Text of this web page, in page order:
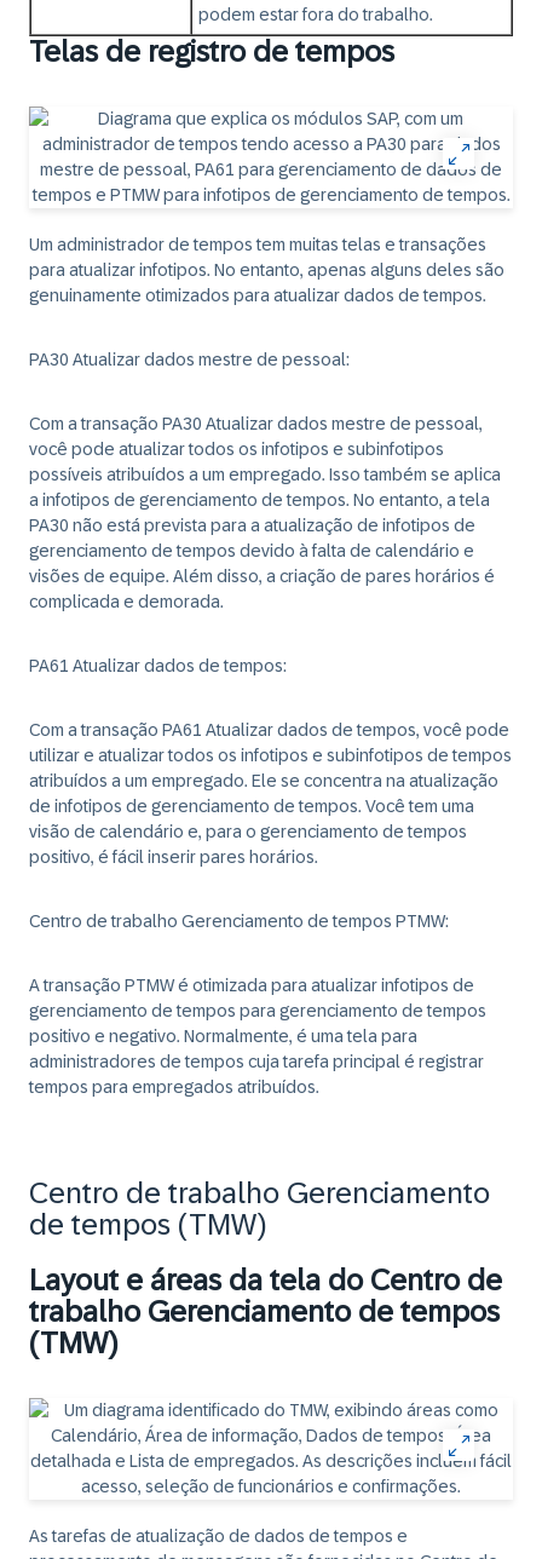
podem estar fora do trabalho.
Telas de registro de tempos
Um administrador de tempos tem muitas telas e transações
para atualizar infotipos. No entanto, apenas alguns deles são
genuinamente otimizados para atualizar dados de tempos.
PA30 Atualizar dados mestre de pessoal:
Com a transação PA30 Atualizar dados mestre de pessoal,
você pode atualizar todos os infotipos e subinfotipos
possíveis atribuídos a um empregado. Isso também se aplica
a infotipos de gerenciamento de tempos. No entanto, a tela
PA30 não está prevista para a atualização de infotipos de
gerenciamento de tempos devido à falta de calendário e
visões de equipe. Além disso, a criação de pares horários é
complicada e demorada.
PA61 Atualizar dados de tempos:
Com a transação PA61 Atualizar dados de tempos, você pode
utilizar e atualizar todos os infotipos e subinfotipos de tempos
atribuídos a um empregado. Ele se concentra na atualização
de infotipos de gerenciamento de tempos. Você tem uma
visão de calendário e, para o gerenciamento de tempos
positivo, é fácil inserir pares horários.
Centro de trabalho Gerenciamento de tempos PTMW:
A transação PTMW é otimizada para atualizar infotipos de
gerenciamento de tempos para gerenciamento de tempos
positivo e negativo. Normalmente, é uma tela para
administradores de tempos cuja tarefa principal é registrar
tempos para empregados atribuídos.
Centro de trabalho Gerenciamento
de tempos (TMW)
Layout e áreas da tela do Centro de
trabalho Gerenciamento de tempos
(TMW)
As tarefas de atualização de dados de tempos e